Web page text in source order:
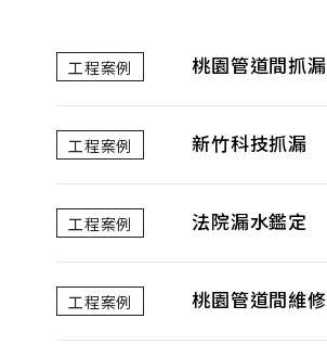
工程案例 桃園管道間抓漏
工程案例 新竹科技抓漏
工程案例 法院漏水鑑定
工程案例 桃園管道間維修